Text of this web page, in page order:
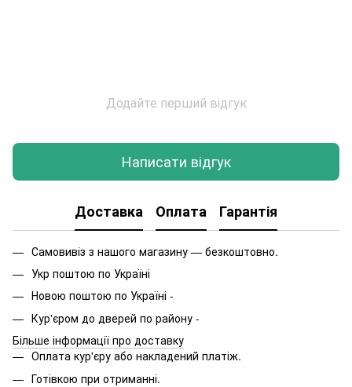
Додайте перший відгук
Написати відгук
Доставка Оплата Гарантія
Самовивіз з нашого магазину — безкоштовно.
Укр поштою по Україні
Новою поштою по Україні -
Кур'єром до дверей по району -
Більше інформації про доставку
Оплата кур'єру або накладений платіж.
Готівкою при отриманні.